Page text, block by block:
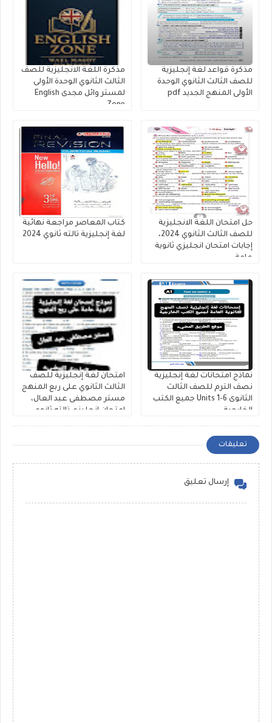
مذكرة قواعد لغة إنجليزية
للصف الثالث الثانوي الوحدة
الأولى المنهج الجديد pdf
مذكرة اللغة الانجليزية للصف
الثالث الثانوي الوحدة الأولى
لمستر وائل مجدى English
Zone
حل امتحان اللغة الانجليزية
للصف الثالث الثانوي 2024،
إجابات امتحان انجليزي ثانوية
عامة
كتاب المعاصر مراجعة نهائية
لغة إنجليزية تالته ثانوي 2024
نماذج امتحانات لغة إنجليزية
نصف الترم للصف الثالث
الثانوى Units 1-6 جميع الكتب
الخارجية
امتحان لغة إنجليزية للصف
الثالث الثانوي على ربع المنهج
مستر مصطفى عبد العال،
إمتحان إنجليزي تالته ثانوي
تعليقات
إرسال تعليق